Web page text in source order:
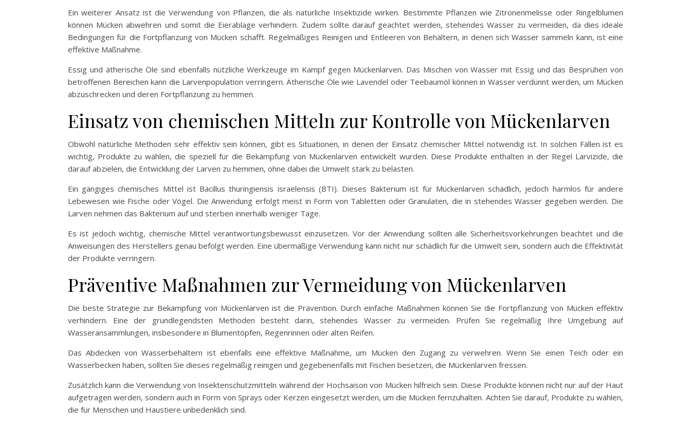
Ein weiterer Ansatz ist die Verwendung von Pflanzen, die als natürliche Insektizide wirken. Bestimmte Pflanzen wie Zitronenmelisse oder Ringelblumen
können Mücken abwehren und somit die Eierablage verhindern. Zudem sollte darauf geachtet werden, stehendes Wasser zu vermeiden, da dies ideale
Bedingungen für die Fortpflanzung von Mücken schafft. Regelmäßiges Reinigen und Entleeren von Behältern, in denen sich Wasser sammeln kann, ist eine
effektive Maßnahme.
Essig und ätherische Öle sind ebenfalls nützliche Werkzeuge im Kampf gegen Mückenlarven. Das Mischen von Wasser mit Essig und das Besprühen von
betroffenen Bereichen kann die Larvenpopulation verringern. Ätherische Öle wie Lavendel oder Teebaumöl können in Wasser verdünnt werden, um Mücken
abzuschrecken und deren Fortpflanzung zu hemmen.
Einsatz von chemischen Mitteln zur Kontrolle von Mückenlarven
Obwohl natürliche Methoden sehr effektiv sein können, gibt es Situationen, in denen der Einsatz chemischer Mittel notwendig ist. In solchen Fällen ist es
wichtig, Produkte zu wählen, die speziell für die Bekämpfung von Mückenlarven entwickelt wurden. Diese Produkte enthalten in der Regel Larvizide, die
darauf abzielen, die Entwicklung der Larven zu hemmen, ohne dabei die Umwelt stark zu belasten.
Ein gängiges chemisches Mittel ist Bacillus thuringiensis israelensis (BTI). Dieses Bakterium ist für Mückenlarven schädlich, jedoch harmlos für andere
Lebewesen wie Fische oder Vögel. Die Anwendung erfolgt meist in Form von Tabletten oder Granulaten, die in stehendes Wasser gegeben werden. Die
Larven nehmen das Bakterium auf und sterben innerhalb weniger Tage.
Es ist jedoch wichtig, chemische Mittel verantwortungsbewusst einzusetzen. Vor der Anwendung sollten alle Sicherheitsvorkehrungen beachtet und die
Anweisungen des Herstellers genau befolgt werden. Eine übermäßige Verwendung kann nicht nur schädlich für die Umwelt sein, sondern auch die Effektivität
der Produkte verringern.
Präventive Maßnahmen zur Vermeidung von Mückenlarven
Die beste Strategie zur Bekämpfung von Mückenlarven ist die Prävention. Durch einfache Maßnahmen können Sie die Fortpflanzung von Mücken effektiv
verhindern. Eine der grundlegendsten Methoden besteht darin, stehendes Wasser zu vermeiden. Prüfen Sie regelmäßig Ihre Umgebung auf
Wasseransammlungen, insbesondere in Blumentöpfen, Regenrinnen oder alten Reifen.
Das Abdecken von Wasserbehältern ist ebenfalls eine effektive Maßnahme, um Mücken den Zugang zu verwehren. Wenn Sie einen Teich oder ein
Wasserbecken haben, sollten Sie dieses regelmäßig reinigen und gegebenenfalls mit Fischen besetzen, die Mückenlarven fressen.
Zusätzlich kann die Verwendung von Insektenschutzmitteln während der Hochsaison von Mücken hilfreich sein. Diese Produkte können nicht nur auf der Haut
aufgetragen werden, sondern auch in Form von Sprays oder Kerzen eingesetzt werden, um die Mücken fernzuhalten. Achten Sie darauf, Produkte zu wählen,
die für Menschen und Haustiere unbedenklich sind.